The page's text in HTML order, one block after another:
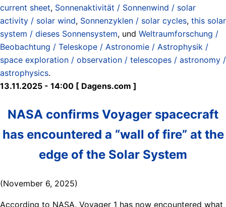
current sheet, Sonnenaktivität / Sonnenwind / solar
activity / solar wind, Sonnenzyklen / solar cycles, this solar
system / dieses Sonnensystem, und Weltraumforschung /
Beobachtung / Teleskope / Astronomie / Astrophysik /
space exploration / observation / telescopes / astronomy /
astrophysics.
13.11.2025 - 14:00 [ Dagens.com ]
NASA confirms Voyager spacecraft
has encountered a “wall of fire” at the
edge of the Solar System
(November 6, 2025)
According to NASA, Voyager 1 has now encountered what